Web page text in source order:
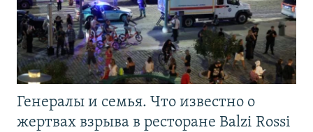
Генералы и семья. Что известно о
жертвах взрыва в ресторане Balzi Rossi